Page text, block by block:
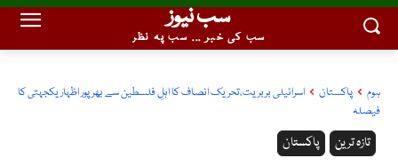
سب نیوز
سب کی خبر ... سب پہ نظر
ہوم پاکستان
اسرائیلی بربریت،تحریک انصاف کا اہلِ فلسطین سے بھرپور اظہار یکجہتی کا
فیصلہ
پاکستان تازہ ترین